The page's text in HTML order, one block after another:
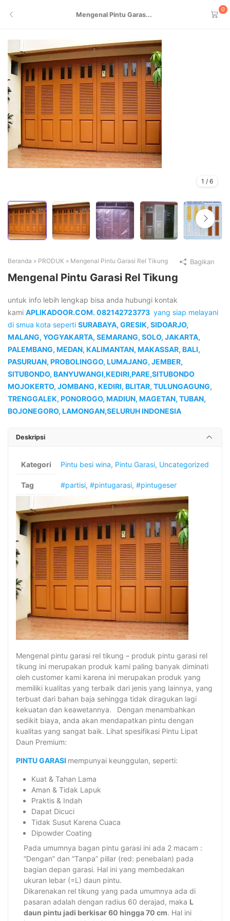
Mengenal Pintu Garas...
0
1 / 6
Beranda » PRODUK » Mengenal Pintu Garasi Rel Tikung
Mengenal Pintu Garasi Rel Tikung
untuk info lebih lengkap bisa anda hubungi kontak
kami APLIKADOOR.COM. 082142723773 yang siap melayani
di smua kota seperti SURABAYA, GRESIK, SIDOARJO,
MALANG, YOGYAKARTA, SEMARANG, SOLO, JAKARTA,
PALEMBANG, MEDAN, KALIMANTAN, MAKASSAR, BALI,
PASURUAN, PROBOLINGGO, LUMAJANG, JEMBER,
SITUBONDO, BANYUWANGI,KEDIRI,PARE,SITUBONDO
MOJOKERTO, JOMBANG, KEDIRI, BLITAR, TULUNGAGUNG,
TRENGGALEK, PONOROGO, MADIUN, MAGETAN, TUBAN,
BOJONEGORO, LAMONGAN,SELURUH INDONESIA
Bagikan
Deskripsi
Kategori Pintu besi wina, Pintu Garasi, Uncategorized
Tag #partisi, #pintugarasi, #pintugeser
Mengenal pintu garasi rel tikung – produk pintu garasi rel
tikung ini merupakan produk kami paling banyak diminati
oleh customer kami karena ini merupakan produk yang
memiliki kualitas yang terbaik dari jenis yang lainnya, yang
terbuat dari bahan baja sehingga tidak diragukan lagi
kekuatan dan keawetannya.
Dengan menambahkan
sedikit biaya, anda akan mendapatkan pintu dengan
kualitas yang sangat baik. Lihat spesifikasi Pintu Lipat
Daun Premium:
PINTU GARASI mempunyai keunggulan, seperti:
Kuat & Tahan Lama
Aman & Tidak Lapuk
Praktis & Indah
Dapat Dicuci
Tidak Susut Karena Cuaca
Dipowder Coating
Pada umumnya bagan pintu garasi ini ada 2 macam :
“Dengan” dan “Tanpa” pillar (red: penebalan) pada
bagian depan garasi. Hal ini yang membedakan
ukuran lebar (=L) daun pintu.
Dikarenakan rel tikung yang pada umumnya ada di
pasaran adalah dengan radius 60 derajad, maka L
daun pintu jadi berkisar 60 hingga 70 cm. Hal ini